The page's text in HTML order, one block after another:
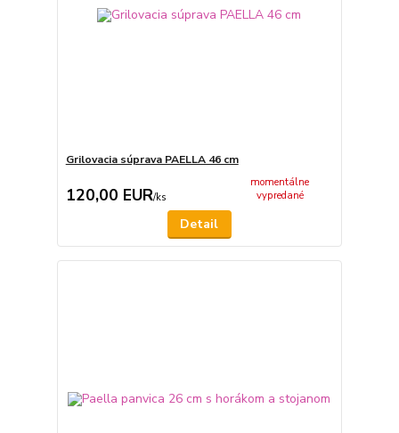
Grilovacia súprava PAELLA 46 cm
120,00 EUR/ks
momentálne
vypredané
Detail